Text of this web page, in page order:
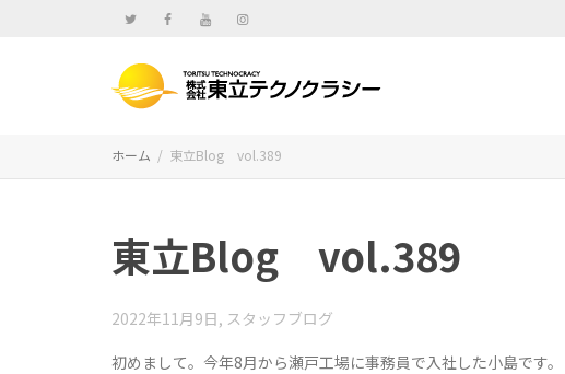
ホーム 東立Blog vol.389
東立Blog vol.389
2022年11月9日, スタッフブログ
初めまして。今年8月から瀬戸工場に事務員で入社した小島です。